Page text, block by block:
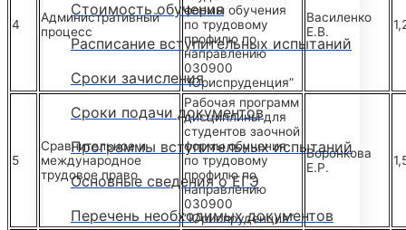
Стоимость обучения
Расписание вступительных испытаний
Сроки зачисления
Сроки подачи документов
Программы вступительных испытаний
Основные сведения о ЕГЭ
Перечень необходимых документов
4
Административный
процесс
формы обучения
по трудовому
профилю по
направлению
030900
“Юриспруденция”
Василенко
Е.В.
5
Сравнительное и
международное
трудовое право
Рабочая программ
дисциплины для
студентов заочной
формы обучения
по трудовому
профилю по
направлению
030900
“Юриспруденция”
Воронкова
Е.Р.